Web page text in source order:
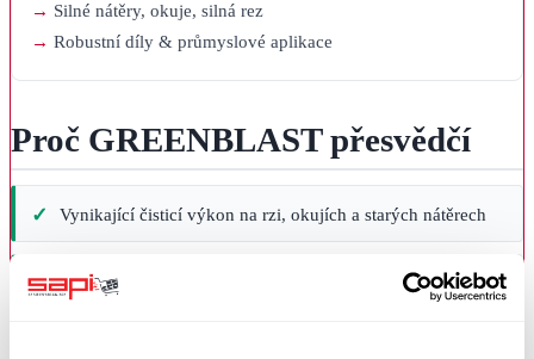
Silné nátěry, okuje, silná rez
Robustní díly & průmyslové aplikace
Proč GREENBLAST přesvědčí
Vynikající čisticí výkon na rzi, okujích a starých nátěrech
Rovnoměrný paprsek a kontrolovaný profil povrchu